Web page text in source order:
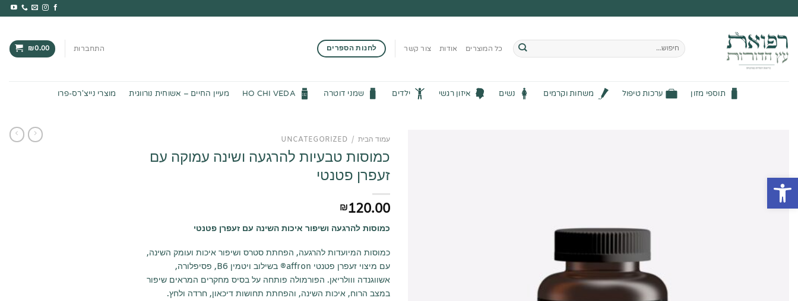
פתח סרגל נגישות
to
content
חיפוש
עבור:
כל המוצרים אודות צור קשר לחנות הספרים התחברות ₪0.00
תוספי מזון ערכות טיפול משחות וקרמים נשים איזון רגשי ילדים שמני דוטרה HO CHI VEDA מעיין החיים – אשוחית נורווגית מוצרי נייצ'רס-פרו
עמוד הבית /
UNCATEGORIZED
כמוסות טבעיות להרגעה ושינה עמוקה עם
זעפרן פטנטי
₪120.00
כמוסות להרגעה ושיפור איכות השינה עם זעפרן פטנטי
כמוסות המיועדות להרגעה, הפחתת סטרס ושיפור איכות ועומק השינה,
עם מיצוי זעפרן פטנטי affron® בשילוב ויטמין B6, פסיפלורה,
אשווגנדה ווולריאן. הפורמולה פותחה על בסיס מחקרים המראים שיפור
במצב הרוח, איכות השינה, והפחתת תחושות דיכאון, חרדה ולחץ.